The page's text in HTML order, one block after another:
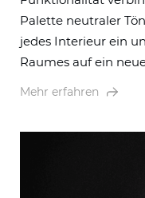
Palette neutraler
jedes Interieur ein
Raumes auf ein
Mehr erfahren